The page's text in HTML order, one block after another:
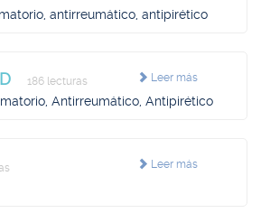
antirreumático, antipirético
Leer más
186 lecturas
Antirreumático, Antipirético
Leer más